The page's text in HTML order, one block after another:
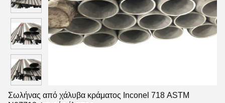
Σωλήνας από χάλυβα κράματος Inconel 718 ASTM